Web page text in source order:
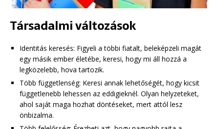
Társadalmi változások
Identitás keresés: Figyeli a többi fiatalt, beleképzeli magát
egy másik ember életébe, keresi, hogy mi áll hozzá a
legközelebb, hova tartozik.
Több függetlenség: Keresi annak lehetőségét, hogy kicsit
függetlenebb lehessen az eddigieknél. Olyan helyzeteket,
ahol saját maga hozhat döntéseket, mert attól lesz
önbizalma.